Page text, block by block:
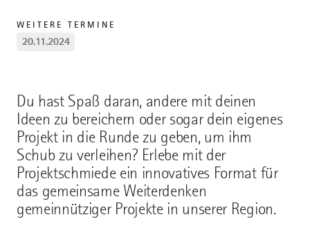
Du hast Spaß daran, andere mit deinen
Ideen zu bereichern oder sogar dein eigenes
Projekt in die Runde zu geben, um ihm
Schub zu verleihen? Erlebe mit der
Projektschmiede ein innovatives Format für
das gemeinsame Weiterdenken
gemeinnütziger Projekte in unserer Region.
WEITERE TERMINE
20.11.2024